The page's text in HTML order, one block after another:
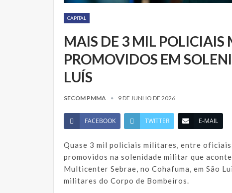
CAPITAL
MAIS DE 3 MIL POLICIAIS
PROMOVIDOS EM
LUÍS
SECOM PMMA 9 DE JUNHO DE 2026
FACEBOOK TWITTER E-MAIL
Quase 3 mil policiais militares, entre
promovidos na solenidade militar que
Multicenter Sebrae, no Cohafuma, em São
militares do Corpo de Bombeiros.